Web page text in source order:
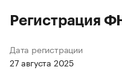
Регистрация
Дата регистрации
27 августа 2025